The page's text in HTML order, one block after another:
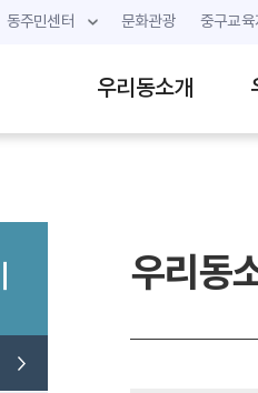
동주민센터 문화관광 중구교육
우리동소개
우리동